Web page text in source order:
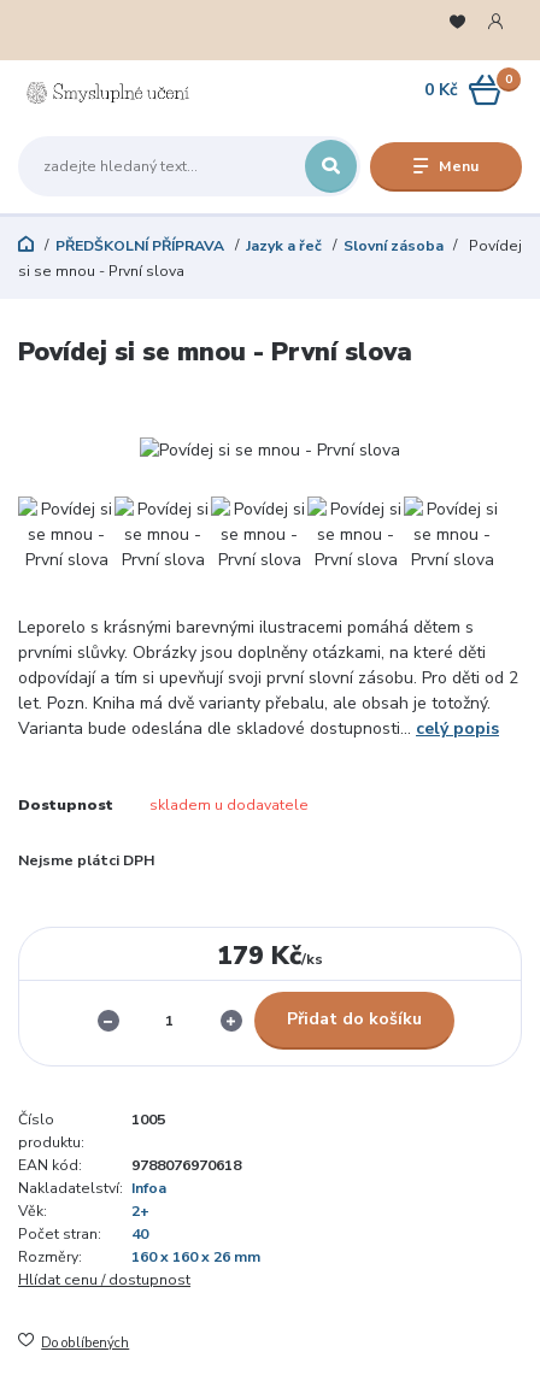
Menu
0
0 Kč
PŘEDŠKOLNÍ PŘÍPRAVA Jazyk a řeč Slovní zásoba
Povídej
si se mnou - První slova
Povídej si se mnou - První slova
Leporelo s krásnými barevnými ilustracemi pomáhá dětem s
prvními slůvky. Obrázky jsou doplněny otázkami, na které děti
odpovídají a tím si upevňují svoji první slovní zásobu. Pro děti od 2
let. Pozn. Kniha má dvě varianty přebalu, ale obsah je totožný.
Varianta bude odeslána dle skladové dostupnosti... celý popis
Dostupnost skladem u dodavatele
Nejsme plátci DPH
179 Kč/ks
Přidat do košíku
Číslo
produktu:
1005
EAN kód:
9788076970618
Nakladatelství: Infoa
Věk:
2+
Počet stran:
40
Rozměry:
160 x 160 x 26 mm
Hlídat cenu / dostupnost
Do oblíbených